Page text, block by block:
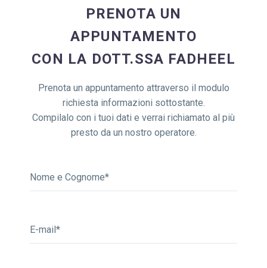
PRENOTA UN
APPUNTAMENTO
CON LA DOTT.SSA FADHEEL
Prenota un appuntamento attraverso il modulo
richiesta informazioni sottostante.
Compilalo con i tuoi dati e verrai richiamato al più
presto da un nostro operatore.